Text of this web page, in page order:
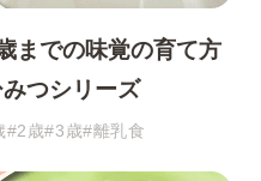
ア
までの味覚の育て方
つシリーズ
#2歳#3歳#離乳食